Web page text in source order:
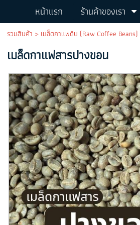
หน้าแรก ร้านค้าของเรา
รวมสินค้า > เมล็ดกาแฟดิบ (Raw Coffee Beans)
เมล็ดกาแฟสารปางขอน